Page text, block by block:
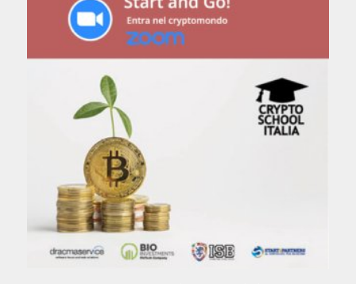
€534,00. €247,00.